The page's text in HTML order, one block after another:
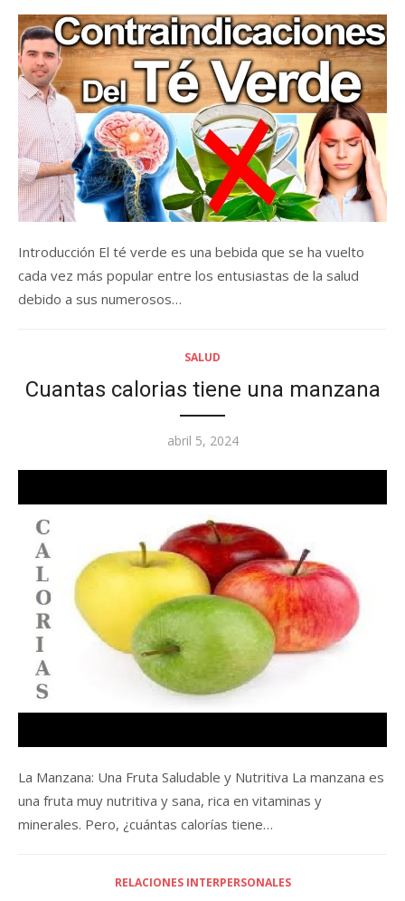
Introducción El té verde es una bebida que se ha vuelto
cada vez más popular entre los entusiastas de la salud
debido a sus numerosos…
SALUD
Cuantas calorias tiene una manzana
Posted
abril 5, 2024
La Manzana: Una Fruta Saludable y Nutritiva La manzana es
una fruta muy nutritiva y sana, rica en vitaminas y
minerales. Pero, ¿cuántas calorías tiene…
RELACIONES INTERPERSONALES